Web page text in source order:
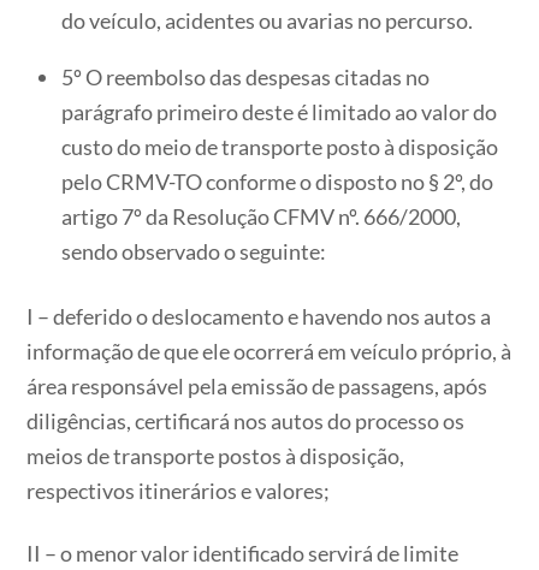
do veículo, acidentes ou avarias no percurso.
5º O reembolso das despesas citadas no
parágrafo primeiro deste é limitado ao valor do
custo do meio de transporte posto à disposição
pelo CRMV-TO conforme o disposto no § 2º, do
artigo 7º da Resolução CFMV nº. 666/2000,
sendo observado o seguinte:
I – deferido o deslocamento e havendo nos autos a
informação de que ele ocorrerá em veículo próprio, à
área responsável pela emissão de passagens, após
diligências, certificará nos autos do processo os
meios de transporte postos à disposição,
respectivos itinerários e valores;
II – o menor valor identificado servirá de limite